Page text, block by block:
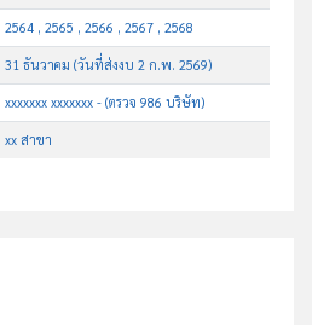
2564 , 2565 , 2566 , 2567 , 2568
31 ธันวาคม (วันที่ส่งงบ 2 ก.พ. 2569)
xxxxxxx xxxxxxx - (ตรวจ 986 บริษัท)
xx สาขา